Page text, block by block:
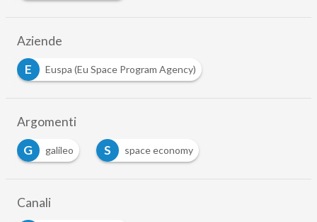
Aziende
E
Euspa (Eu Space Program Agency)
Argomenti
G
galileo S space economy
Canali